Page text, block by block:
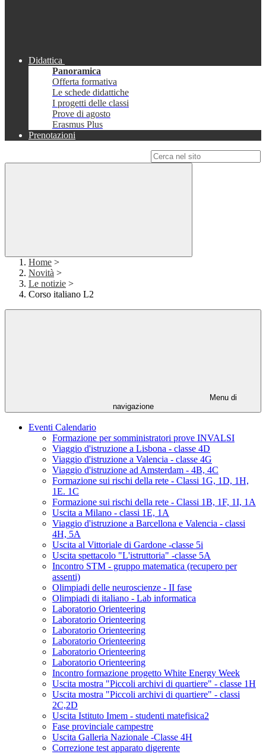
Didattica
Panoramica
Offerta formativa
Le schede didattiche
I progetti delle classi
Prove di agosto
Erasmus Plus
Prenotazioni
Home >
Novità >
Le notizie >
Corso italiano L2
Menu di
navigazione
Eventi Calendario
Formazione per somministratori prove INVALSI
Viaggio d'istruzione a Lisbona - classe 4D
Viaggio d'istruzione a Valencia - classe 4G
Viaggio d'istruzione ad Amsterdam - 4B, 4C
Formazione sui rischi della rete - Classi 1G, 1D, 1H,
1E. 1C
Formazione sui rischi della rete - Classi 1B, 1F, 1I, 1A
Uscita a Milano - classi 1E, 1A
Viaggio d'istruzione a Barcellona e Valencia - classi
4H, 5A
Uscita al Vittoriale di Gardone -classe 5i
Uscita spettacolo "L'istruttoria" -classe 5A
Incontro STM - gruppo matematica (recupero per
assenti)
Olimpiadi delle neuroscienze - II fase
Olimpiadi di italiano - Lab informatica
Laboratorio Orienteering
Laboratorio Orienteering
Laboratorio Orienteering
Laboratorio Orienteering
Laboratorio Orienteering
Laboratorio Orienteering
Incontro formazione progetto White Energy Week
Uscita mostra "Piccoli archivi di quartiere" - classe 1H
Uscita mostra "Piccoli archivi di quartiere" - classi
2C,2D
Uscita Istituto Imem - studenti matefisica2
Fase provinciale campestre
Uscita Galleria Nazionale -Classe 4H
Correzione test apparato digerente